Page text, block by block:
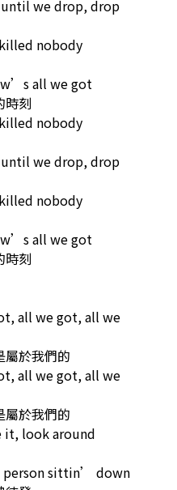
we drop, drop
nobody
all we got
時刻
nobody
we drop, drop
nobody
all we got
時刻
all we got, all we
屬於我們的
all we got, all we
屬於我們的
it, look around
person sittin’ down